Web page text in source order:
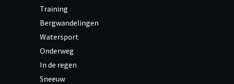
Training
Bergwandelingen
Watersport
Onderweg
In de regen
Sneeuw